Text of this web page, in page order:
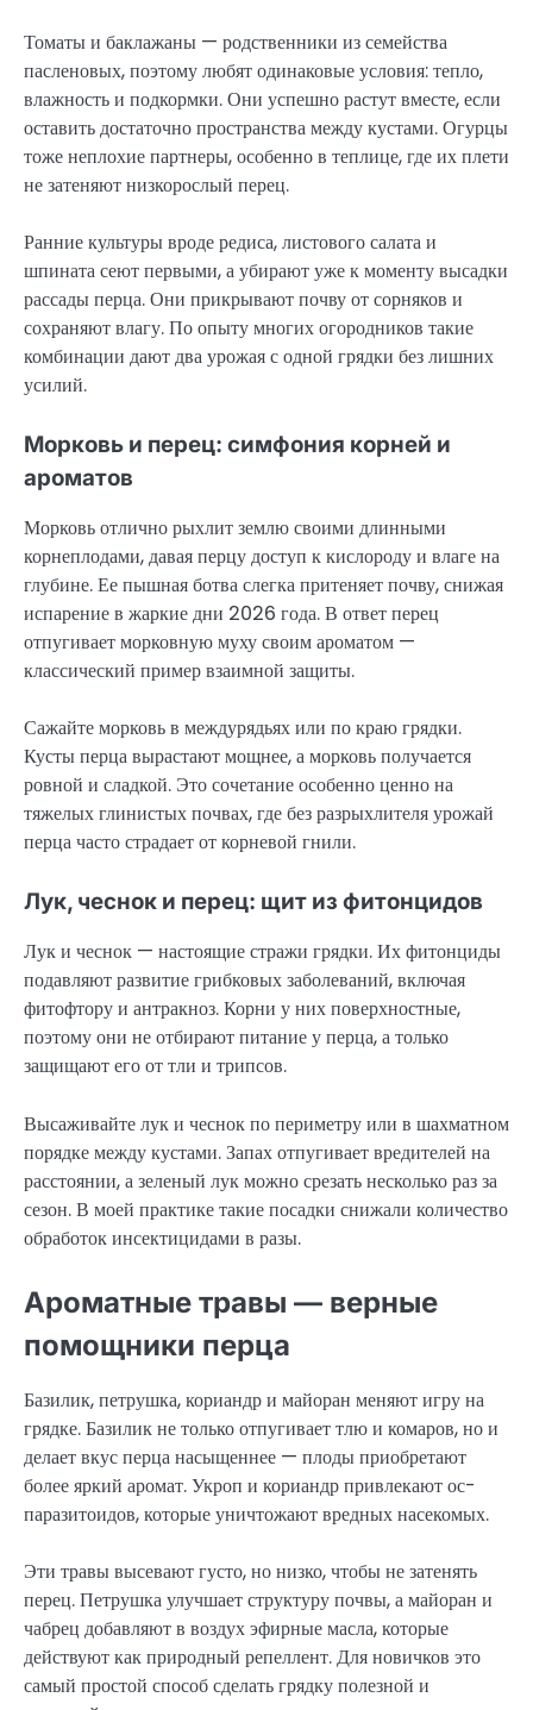
Томаты и баклажаны — родственники из семейства
пасленовых, поэтому любят одинаковые условия: тепло,
влажность и подкормки. Они успешно растут вместе, если
оставить достаточно пространства между кустами. Огурцы
тоже неплохие партнеры, особенно в теплице, где их плети
не затеняют низкорослый перец.
Ранние культуры вроде редиса, листового салата и
шпината сеют первыми, а убирают уже к моменту высадки
рассады перца. Они прикрывают почву от сорняков и
сохраняют влагу. По опыту многих огородников такие
комбинации дают два урожая с одной грядки без лишних
усилий.
Морковь и перец: симфония корней и
ароматов
Морковь отлично рыхлит землю своими длинными
корнеплодами, давая перцу доступ к кислороду и влаге на
глубине. Ее пышная ботва слегка притеняет почву, снижая
испарение в жаркие дни 2026 года. В ответ перец
отпугивает морковную муху своим ароматом —
классический пример взаимной защиты.
Сажайте морковь в междурядьях или по краю грядки.
Кусты перца вырастают мощнее, а морковь получается
ровной и сладкой. Это сочетание особенно ценно на
тяжелых глинистых почвах, где без разрыхлителя урожай
перца часто страдает от корневой гнили.
Лук, чеснок и перец: щит из фитонцидов
Лук и чеснок — настоящие стражи грядки. Их фитонциды
подавляют развитие грибковых заболеваний, включая
фитофтору и антракноз. Корни у них поверхностные,
поэтому они не отбирают питание у перца, а только
защищают его от тли и трипсов.
Высаживайте лук и чеснок по периметру или в шахматном
порядке между кустами. Запах отпугивает вредителей на
расстоянии, а зеленый лук можно срезать несколько раз за
сезон. В моей практике такие посадки снижали количество
обработок инсектицидами в разы.
Ароматные травы — верные
помощники перца
Базилик, петрушка, кориандр и майоран меняют игру на
грядке. Базилик не только отпугивает тлю и комаров, но и
делает вкус перца насыщеннее — плоды приобретают
более яркий аромат. Укроп и кориандр привлекают ос-
паразитоидов, которые уничтожают вредных насекомых.
Эти травы высевают густо, но низко, чтобы не затенять
перец. Петрушка улучшает структуру почвы, а майоран и
чабрец добавляют в воздух эфирные масла, которые
действуют как природный репеллент. Для новичков это
самый простой способ сделать грядку полезной и